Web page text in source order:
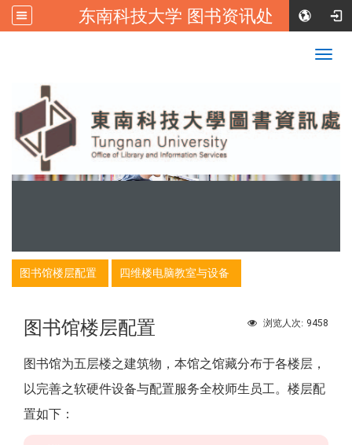
东南科技大学 图书资讯处
图书馆楼层配置 四维楼电脑教室与设备
浏览人次: 9458
图书馆楼层配置
图书馆为五层楼之建筑物，本馆之馆藏分布于各楼层，
以完善之软硬件设备与配置服务全校师生员工。楼层配
置如下：